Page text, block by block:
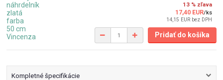
13 % zľava
17,40 EUR/ks
14,15 EUR bez DPH
Pridať do košíka
Kompletné špecifikácie